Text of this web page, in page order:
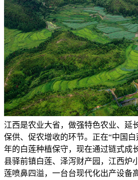
江西是农业大省，做强特色农业、延
保供、促农增收的环节。正在“中国白
年的白莲种植保守，现在通过链式成
县驿前镇白莲、泽泻财产园，江西炉
莲喷鼻四溢，一台台现代化出产设备